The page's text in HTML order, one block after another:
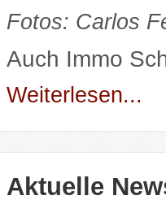
Fotos: Carlos
Auch Immo
Weiterlesen...
Aktuelle